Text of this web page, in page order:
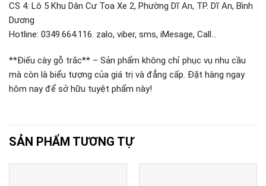
CS 4: Lô 5 Khu Dân Cư Toa Xe 2, Phường Dĩ An, TP. Dĩ An, Bình
Dương
Hotline: 0349.664.116. zalo, viber, sms, iMesage, Call…
**Điếu cày gỗ trắc** – Sản phẩm không chỉ phục vụ nhu cầu
mà còn là biểu tượng của giá trị và đẳng cấp. Đặt hàng ngay
hôm nay để sở hữu tuyệt phẩm này!
SẢN PHẨM TƯƠNG TỰ